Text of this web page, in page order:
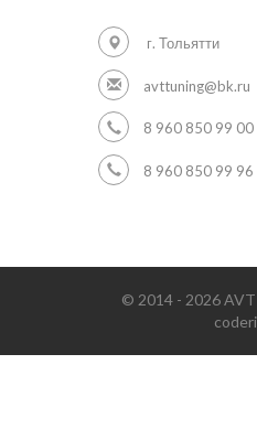
г. Тольятти
avttuning@bk.ru
8 960 850 99 00
8 960 850 99 96
© 2014 - 2026